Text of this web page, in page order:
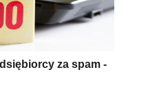
za spam -